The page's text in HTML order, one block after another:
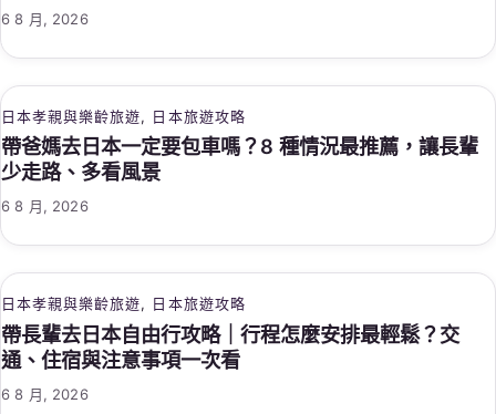
6 8 月, 2026
日本孝親與樂齡旅遊, 日本旅遊攻略
帶爸媽去日本一定要包車嗎？8 種情況最推薦，讓長輩
少走路、多看風景
6 8 月, 2026
日本孝親與樂齡旅遊, 日本旅遊攻略
帶長輩去日本自由行攻略｜行程怎麼安排最輕鬆？交
通、住宿與注意事項一次看
6 8 月, 2026